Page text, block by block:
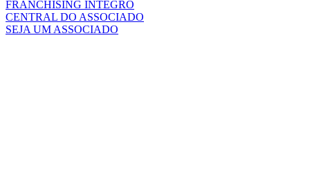
FRANCHISING ÍNTEGRO
CENTRAL DO ASSOCIADO
SEJA UM ASSOCIADO